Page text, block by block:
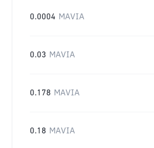
0.0004 MAVIA
0.03 MAVIA
0.178 MAVIA
0.18 MAVIA